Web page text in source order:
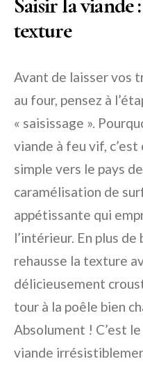
texture
Avant de laisser vos
au four, pensez à
« saisissage ».
viande à feu vif,
simple vers le pays
caramélisation de
appétissante qui
l’intérieur. En plus
rehausse la texture
délicieusement
tour à la poêle bien
Absolument ! C’est
viande